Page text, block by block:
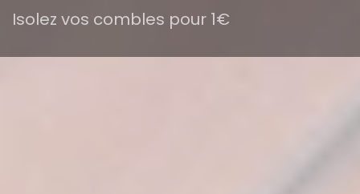
Isolez vos combles pour 1€